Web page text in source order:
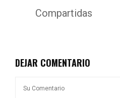
Compartidas
DEJAR COMENTARIO